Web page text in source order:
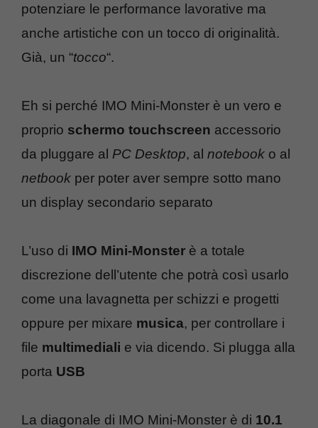
potenziare le performance lavorative ma
anche artistiche con un tocco di originalità.
Già, un “tocco“.
Eh si perché IMO Mini-Monster è un vero e
proprio schermo touchscreen accessorio
da pluggare al PC Desktop, al notebook o al
netbook per poter aver sempre sotto mano
un display secondario separato
L’uso di IMO Mini-Monster è a totale
discrezione dell’utente che potrà così usarlo
come una lavagnetta per schizzi e progetti
oppure per mixare musica, per controllare i
file multimediali e via dicendo. Si plugga alla
porta USB
La diagonale di IMO Mini-Monster è di 10.1